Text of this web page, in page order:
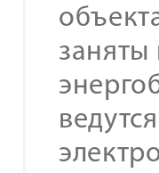
заняты